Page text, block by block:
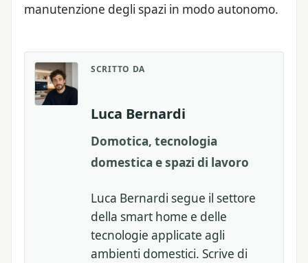
manutenzione degli spazi in modo autonomo.
SCRITTO DA
Luca Bernardi
Domotica, tecnologia
domestica e spazi di lavoro
Luca Bernardi segue il settore
della smart home e delle
tecnologie applicate agli
ambienti domestici. Scrive di